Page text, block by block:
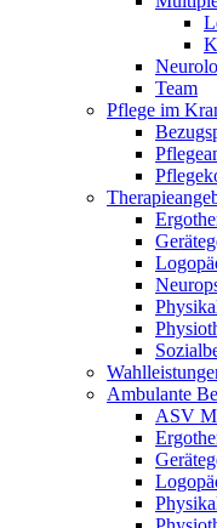
Team
Pflege im
Ambulante
ASV